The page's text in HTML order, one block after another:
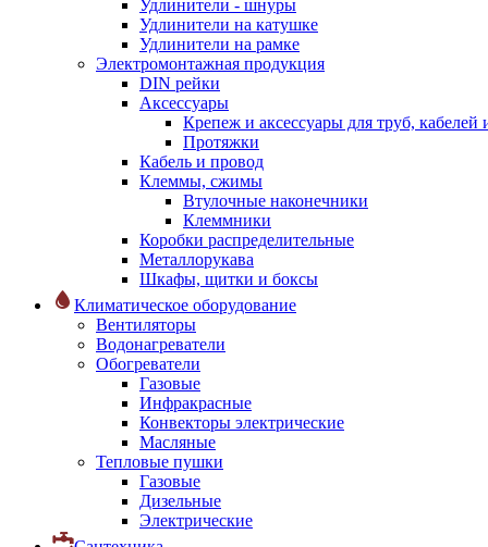
Удлинители - шнуры
Удлинители на катушке
Удлинители на рамке
Электромонтажная продукция
DIN рейки
Аксессуары
Крепеж и аксессуары для труб, кабелей
Протяжки
Кабель и провод
Клеммы, сжимы
Втулочные наконечники
Клеммники
Коробки распределительные
Металлорукава
Шкафы, щитки и боксы
Климатическое оборудование
Вентиляторы
Водонагреватели
Обогреватели
Газовые
Инфракрасные
Конвекторы электрические
Масляные
Тепловые пушки
Газовые
Дизельные
Электрические